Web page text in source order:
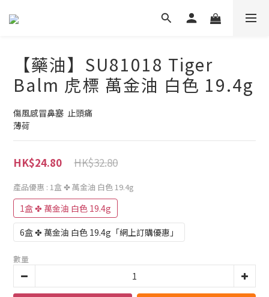
【藥油】SU81018 Tiger
Balm 虎標 萬金油 白色 19.4g
傷風感冒鼻塞  止頭痛
薄荷
HK$32.80
HK$24.80
產品優惠 : 1盒 ✤ 萬金油 白色 19.4g
1盒 ✤ 萬金油 白色 19.4g
6盒 ✤ 萬金油 白色 19.4g「網上訂購優惠」
數量